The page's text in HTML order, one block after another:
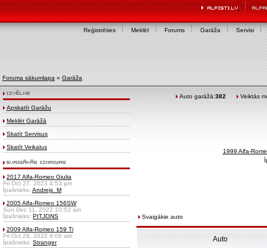
Reģistrēties Meklēt Forums Garāža Servisi
Foruma sākumlapa » Garāža
Apskatīt Garāžu
Meklēt Garāžā
Skatīt Servisus
Skatīt Veikalus
2017 Alfa-Romeo Giulia
Fri Oct 27, 2023 4:53 pm
Īpašnieks: Andrejs_M
2005 Alfa-Romeo 156SW
Sun Dec 11, 2022 10:52 am
Īpašnieks: PITJONS
2009 Alfa-Romeo 159 Ti
Fri Oct 28, 2022 9:06 am
Īpašnieks: Stranger
Auto garāžā:382 Veiktās
1999 Alfa-
Svaigākie auto
Auto